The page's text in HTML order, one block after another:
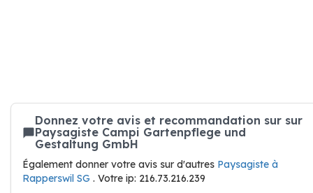
Donnez votre avis et recommandation sur sur
Paysagiste Campi Gartenpflege und
Gestaltung GmbH
Également donner votre avis sur d'autres Paysagiste à
Rapperswil SG . Votre ip: 216.73.216.239